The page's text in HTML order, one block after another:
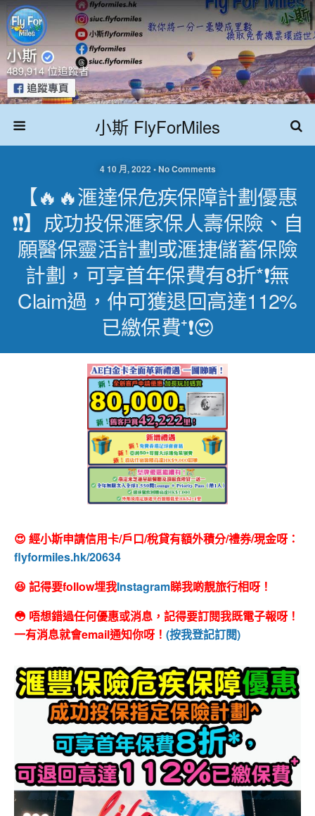
小斯 FlyForMiles
4 10 月, 2022 • No Comments
【🔥🔥滙達保危疾保障計劃優惠
❗❗】成功投保滙家保人壽保險、自
願醫保靈活計劃或滙捷儲蓄保險
計劃，可享首年保費有8折*❗無
Claim過，仲可獲退回高達112%
已繳保費⁺❗😍
😍 經小斯申請信用卡/戶口/稅貸有額外積分/禮券/現金呀：
flyformiles.hk/20634
😆 記得要follow埋我Instagram睇我啲靚旅行相呀！
😳 唔想錯過任何優惠或消息，記得要訂閱我既電子報呀！
一有消息就會email通知你呀！ (按我登記訂閱)